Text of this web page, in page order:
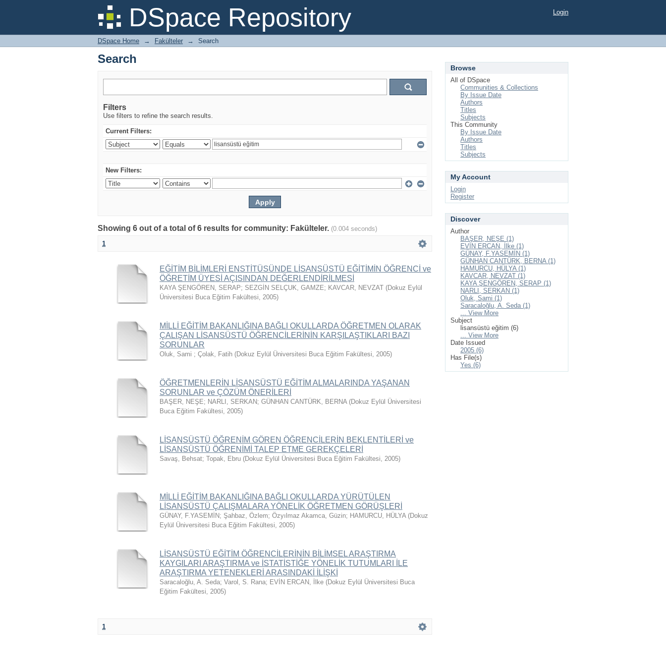
DSpace Repository
Search Login
DSpace Home → Fakülteler → Search
Search
Filters
Use filters to refine the search results.
Current Filters:
New Filters:
Showing 6 out of a total of 6 results for community: Fakülteler. (0.004 seconds)
1
EĞİTİM BİLİMLERİ ENSTİTÜSÜNDE LİSANSÜSTÜ EĞİTİMİN ÖĞRENCİ ve
ÖĞRETİM ÜYESİ AÇISINDAN DEĞERLENDİRİLMESİ
KAYA ŞENGÖREN, SERAP; SEZGİN SELÇUK, GAMZE; KAVCAR, NEVZAT (Dokuz Eylül
Üniversitesi Buca Eğitim Fakültesi, 2005)
MİLLİ EĞİTİM BAKANLIĞINA BAĞLI OKULLARDA ÖĞRETMEN OLARAK
ÇALIŞAN LİSANSÜSTÜ ÖĞRENCİLERİNİN KARŞILAŞTIKLARI BAZI
SORUNLAR
Oluk, Sami ; Çolak, Fatih (Dokuz Eylül Üniversitesi Buca Eğitim Fakültesi, 2005)
ÖĞRETMENLERİN LİSANSÜSTÜ EĞİTİM ALMALARINDA YAŞANAN
SORUNLAR ve ÇÖZÜM ÖNERİLERİ
BAŞER, NEŞE; NARLI, SERKAN; GÜNHAN CANTÜRK, BERNA (Dokuz Eylül Üniversitesi
Buca Eğitim Fakültesi, 2005)
LİSANSÜSTÜ ÖĞRENİM GÖREN ÖĞRENCİLERİN BEKLENTİLERİ ve
LİSANSÜSTÜ ÖĞRENİMİ TALEP ETME GEREKÇELERİ
Savaş, Behsat; Topak, Ebru (Dokuz Eylül Üniversitesi Buca Eğitim Fakültesi, 2005)
MİLLİ EĞİTİM BAKANLIĞINA BAĞLI OKULLARDA YÜRÜTÜLEN
LİSANSÜSTÜ ÇALIŞMALARA YÖNELİK ÖĞRETMEN GÖRÜŞLERİ
GÜNAY, F.YASEMİN; Şahbaz, Özlem; Özyılmaz Akamca, Güzin; HAMURCU, HÜLYA (Dokuz
Eylül Üniversitesi Buca Eğitim Fakültesi, 2005)
LİSANSÜSTÜ EĞİTİM ÖĞRENCİLERİNİN BİLİMSEL ARAŞTIRMA
KAYGILARI ARAŞTIRMA ve İSTATİSTİĞE YÖNELİK TUTUMLARI İLE
ARAŞTIRMA YETENEKLERİ ARASINDAKİ İLİŞKİ
Saracaloğlu, A. Seda; Varol, S. Rana; EVİN ERCAN, İlke (Dokuz Eylül Üniversitesi Buca
Eğitim Fakültesi, 2005)
1
Browse
All of DSpace
Communities & Collections
By Issue Date
Authors
Titles
Subjects
This Community
By Issue Date
Authors
Titles
Subjects
My Account
Login
Register
Discover
Author
BAŞER, NEŞE (1)
EVİN ERCAN, İlke (1)
GÜNAY, F.YASEMİN (1)
GÜNHAN CANTÜRK, BERNA (1)
HAMURCU, HÜLYA (1)
KAVCAR, NEVZAT (1)
KAYA ŞENGÖREN, SERAP (1)
NARLI, SERKAN (1)
Oluk, Sami (1)
Saracaloğlu, A. Seda (1)
... View More
Subject
lisansüstü eğitim (6)
... View More
Date Issued
2005 (6)
Has File(s)
Yes (6)